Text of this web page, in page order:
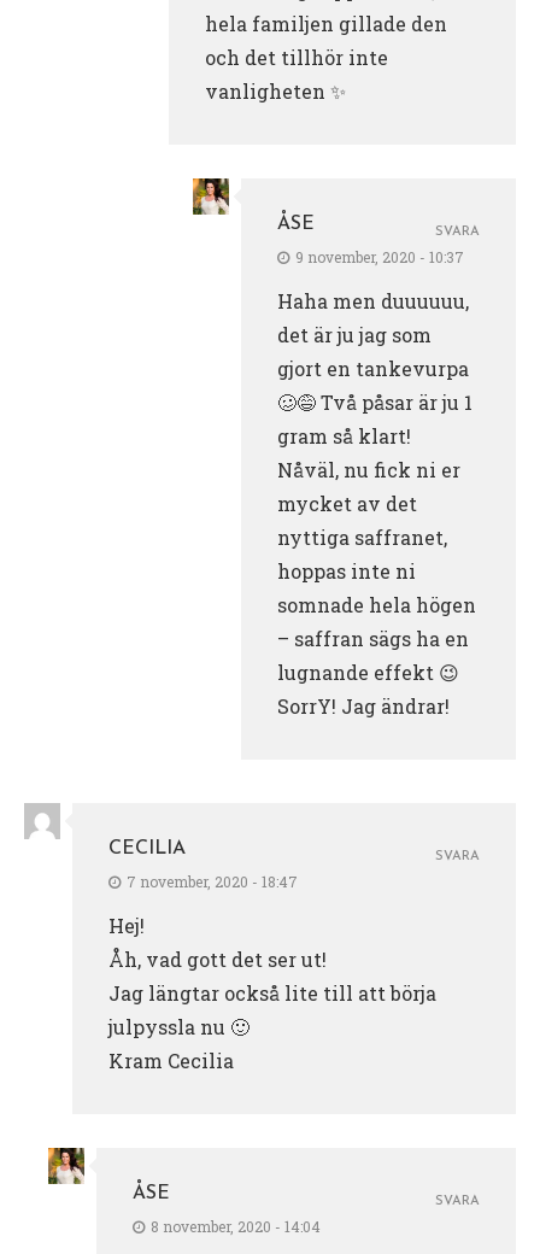
hela familjen gillade den
och det tillhör inte
vanligheten ✨
ÅSE
9 november, 2020 - 10:37
Haha men duuuuuu,
det är ju jag som
gjort en tankevurpa
🥴😅 Två påsar är ju 1
gram så klart!
Nåväl, nu fick ni er
mycket av det
nyttiga saffranet,
hoppas inte ni
somnade hela högen
– saffran sägs ha en
lugnande effekt 😉
SorrY! Jag ändrar!
SVARA
CECILIA
7 november, 2020 - 18:47
Hej!
Åh, vad gott det ser ut!
Jag längtar också lite till att börja
julpyssla nu 🙂
Kram Cecilia
SVARA
ÅSE
8 november, 2020 - 14:04
SVARA